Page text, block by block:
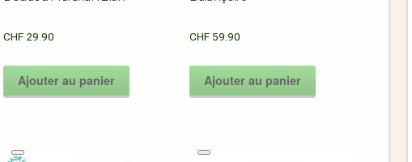
CHF29.90
Ajouter au panier
CHF 59.90
Ajouter au panier